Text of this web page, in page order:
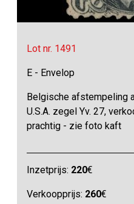
Lot nr. 1491
E - Envelop
Belgische afstempeling
U.S.A. zegel Yv. 27,
prachtig - zie foto kaft
Inzetprijs: 220€
Verkoopprijs: 260€